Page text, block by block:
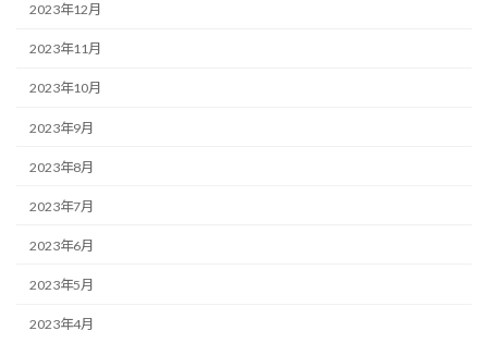
2023年12月
2023年11月
2023年10月
2023年9月
2023年8月
2023年7月
2023年6月
2023年5月
2023年4月